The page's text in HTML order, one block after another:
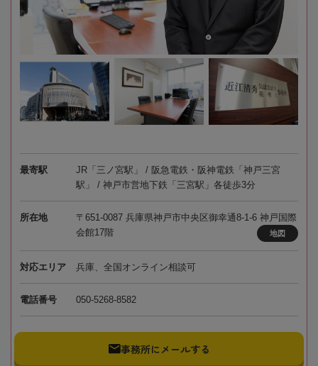
最寄駅
JR「三ノ宮駅」 / 阪急電鉄・阪神電鉄「神戸三宮
駅」 / 神戸市営地下鉄「三宮駅」各徒歩3分
所在地
〒651-0087 兵庫県神戸市中央区御幸通8-1-6 神戸国際
会館17階
地図
対応エリア 兵庫、全国オンライン相談可
電話番号 050-5268-8582
事務所にメールする